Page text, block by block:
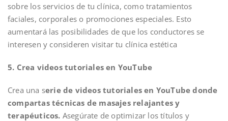
sobre los servicios de tu clínica, como tratamientos
faciales, corporales o promociones especiales. Esto
aumentará las posibilidades de que los conductores se
interesen y consideren visitar tu clínica estética
5. Crea videos tutoriales en YouTube
Crea una serie de videos tutoriales en YouTube donde
compartas técnicas de masajes relajantes y
terapéuticos. Asegúrate de optimizar los títulos y